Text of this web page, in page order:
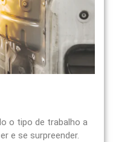
o tipo de trabalho a
e se surpreender.